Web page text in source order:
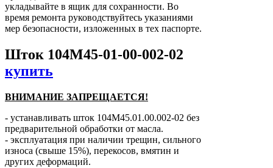
укладывайте в ящик для сохранности. Во
время ремонта руководствуйтесь указаниями
мер безопасности, изложенных в тех паспорте.
Шток 104М45-01-00-002-02
купить
ВНИМАНИЕ ЗАПРЕЩАЕТСЯ!
- устанавливать шток 104М45.01.00.002-02 без
предварительной обработки от масла.
- эксплуатация при наличии трещин, сильного
износа (свыше 15%), перекосов, вмятин и
других деформаций.